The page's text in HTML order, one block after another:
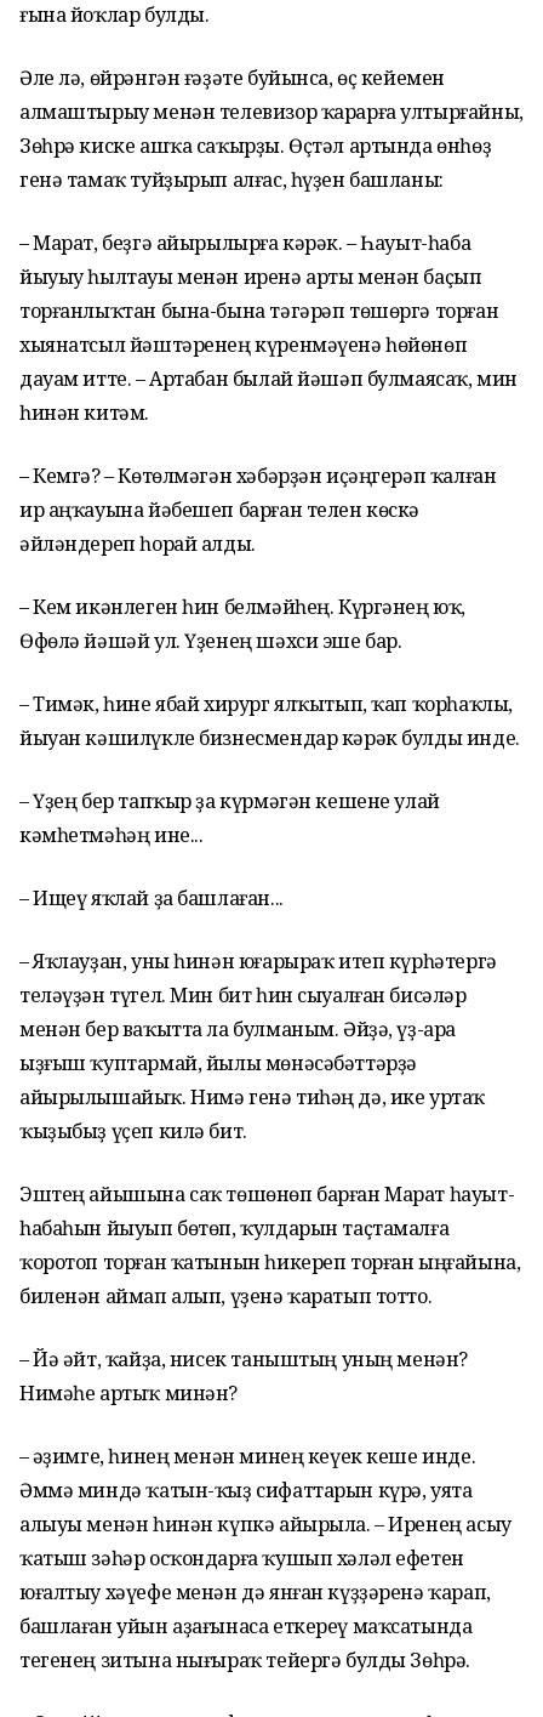
ғына йоҡлар булды.
Әле лә, өйрәнгән ғәҙәте буйынса, өҫ кейемен
алмаштырыу менән телевизор ҡарарға ултырғайны,
Зөһрә киске ашҡа саҡырҙы. Өҫтәл артында өнһөҙ
генә тамаҡ туйҙырып алғас, һүҙен башланы:
– Марат, беҙгә айырылырға кәрәк. – Һауыт-һаба
йыуыу һылтауы менән иренә арты менән баҫып
торғанлыҡтан бына-бына тәгәрәп төшөргә торған
хыянатсыл йәштәренең күренмәүенә һөйөнөп
дауам итте. – Артабан былай йәшәп булмаясаҡ, мин
һинән китәм.
– Кемгә? – Көтөлмәгән хәбәрҙән иҫәңгерәп ҡалған
ир аңҡауына йәбешеп барған телен көскә
әйләндереп һорай алды.
– Кем икәнлеген һин белмәйһең. Күргәнең юҡ,
Өфөлә йәшәй ул. Үҙенең шәхси эше бар.
– Тимәк, һине ябай хирург ялҡытып, ҡап ҡорһаҡлы,
йыуан кәшилүкле бизнесмендар кәрәк булды инде.
– Үҙең бер тапҡыр ҙа күрмәгән кешене улай
кәмһетмәһәң ине...
– Ищеү яҡлай ҙа башлаған...
– Яҡлауҙан, уны һинән юғарыраҡ итеп күрһәтергә
теләүҙән түгел. Мин бит һин сыуалған бисәләр
менән бер ваҡытта ла булманым. Әйҙә, үҙ-ара
ыҙғыш ҡуптармай, йылы мөнәсәбәттәрҙә
айырылышайыҡ. Нимә генә тиһәң дә, ике уртаҡ
ҡыҙыбыҙ үҫеп килә бит.
Эштең айышына саҡ төшөнөп барған Марат һауыт-
һабаһын йыуып бөтөп, ҡулдарын таҫтамалға
ҡоротоп торған ҡатынын һикереп торған ыңғайына,
биленән аймап алып, үҙенә ҡаратып тотто.
– Йә әйт, ҡайҙа, нисек таныштың уның менән?
Нимәһе артыҡ минән?
– Ҡәҙимге, һинең менән минең кеүек кеше инде.
Әммә миндә ҡатын-ҡыҙ сифаттарын күрә, уята
алыуы менән һинән күпкә айырыла. – Иренең асыу
ҡатыш зәһәр осҡондарға ҡушып хәләл ефетен
юғалтыу хәүефе менән дә янған күҙҙәренә ҡарап,
башлаған уйын аҙағынаса еткереү маҡсатында
тегенең зитына нығыраҡ тейергә булды Зөһрә.